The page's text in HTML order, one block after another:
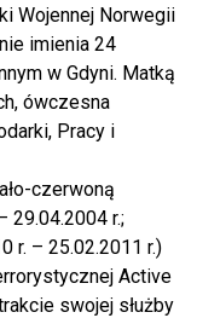
Wojennej Norwegii
imienia 24
w Gdyni. Matką
ówczesna
Pracy i
czerwoną
29.04.2004 r.;
r. – 25.02.2011 r.)
Active
swojej służby